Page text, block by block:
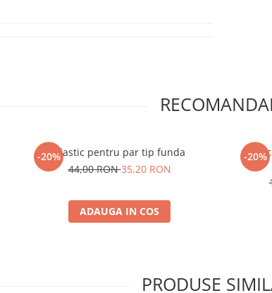
-20%Elastic pentru par tip funda
44,00 RON35,20 RON
ADAUGA IN COS
-20%
PRODUSE